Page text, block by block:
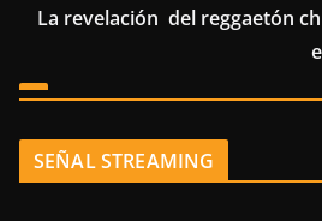
La revelación del reggaetón
SEÑAL STREAMING